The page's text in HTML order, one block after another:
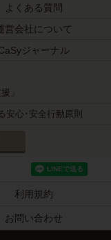
よくある質問
営会社について
ジャーナル
」
安心･安全行動原則
利用規約
お問い合わせ